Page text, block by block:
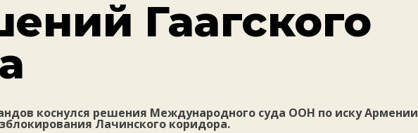
Гаагского
коснулся решения Международного суда ООН по иску Армении
Лачинского коридора.